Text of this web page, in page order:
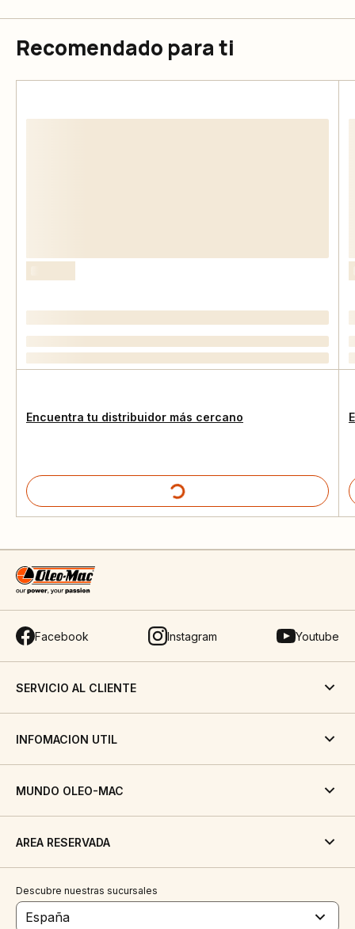
Recomendado para ti
Encuentra tu distribuidor más cercano
Facebook Instagram Youtube
SERVICIO AL CLIENTE
INFOMACION UTIL
MUNDO OLEO-MAC
AREA RESERVADA
Descubre nuestras sucursales
España